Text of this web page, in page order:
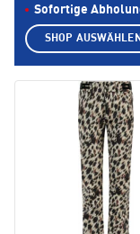
Sofortige